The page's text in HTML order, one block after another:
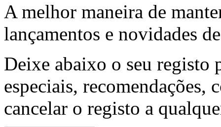
A melhor maneira de
lançamentos e novidades
Deixe abaixo o seu registo
especiais, recomendações,
cancelar o registo a